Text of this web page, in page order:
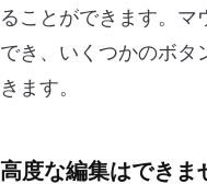
ることができます。マ
でき、いくつかのボタ
きます。
高度な編集はできま